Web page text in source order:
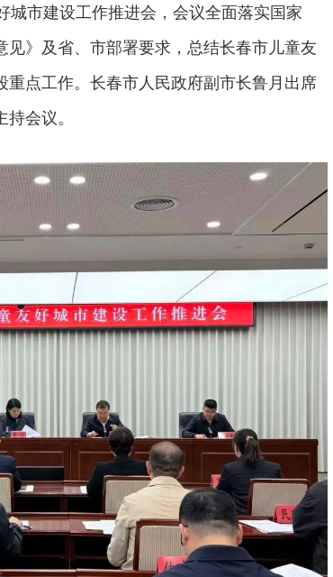
城市建设工作推进会，会议全面落实国家
见》及省、市部署要求，总结长春市儿童友
点工作。长春市人民政府副市长鲁月出席
会议。